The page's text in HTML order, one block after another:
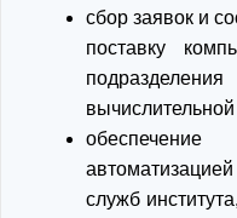
сбор заявок и
поставку
вычислительной
служб